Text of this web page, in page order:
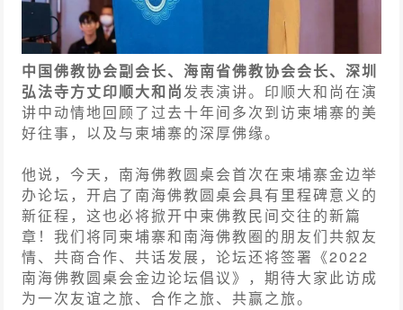
中国佛教协会副会长、海南省佛教协会会长、深圳
弘法寺方丈印顺大和尚发表演讲。印顺大和尚在演
讲中动情地回顾了过去十年间多次到访柬埔寨的美
好往事，以及与柬埔寨的深厚佛缘。
他说，今天，南海佛教圆桌会首次在柬埔寨金边举
办论坛，开启了南海佛教圆桌会具有里程碑意义的
新征程，这也必将掀开中柬佛教民间交往的新篇
章！我们将同柬埔寨和南海佛教圈的朋友们共叙友
情、共商合作、共话发展，论坛还将签署《2022
南海佛教圆桌会金边论坛倡议》，期待大家此访成
为一次友谊之旅、合作之旅、共赢之旅。